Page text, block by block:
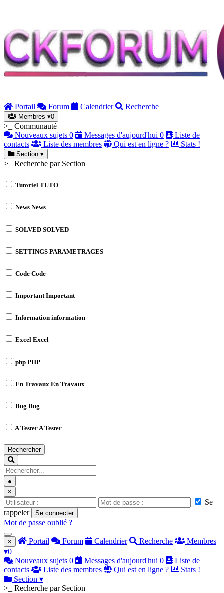
Portail Forum Calendrier Recherche
Membres ▾0
>_ Communauté
Nouveaux sujets 0 Messages d'aujourd'hui 0
Liste de
contacts
Liste des membres Qui est en ligne ? Stats !
Section ▾
>_ Recherche par Section
Tutoriel TUTO
News News
SOLVED SOLVED
SETTINGS PARAMETRAGES
Code Code
ImportantImportant
Information information
Excel Excel
php PHP
En Travaux En Travaux
Bug Bug
A TesterA Tester
Rechercher
●
×
Se
rappeler
Se connecter
Mot de passe oublié ?
× Portail Forum Calendrier Recherche
Membres
▾0
Nouveaux sujets 0 Messages d'aujourd'hui 0
Liste de
contacts
Liste des membres Qui est en ligne ?
Stats !
Section ▾
>_ Recherche par Section